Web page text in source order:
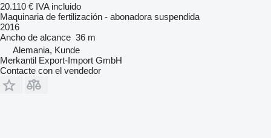
20.110 € IVA incluido
Maquinaria de fertilización - abonadora suspendida
2016
Ancho de alcance 36 m
Alemania, Kunde
Merkantil Export-Import GmbH
Contacte con el vendedor